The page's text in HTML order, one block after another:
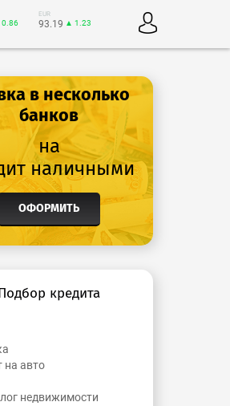
EUR
93.19 ▲ 1.23
в несколько
банков
на
наличными
ОФОРМИТЬ
кредита
на авто
недвижимости